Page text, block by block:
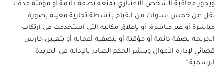
ويجوز معاقبة الشخص الاعتباري بمنعه بصفة دائمة أو مؤقتة مدة لا
تقل عن خمس سنوات من القيام بأنشطة تجارية معينة بصورة
مباشرة أو غير مباشرة؛ أو بإغلاق مكاتبه التي استخدمت في ارتكاب
الجريمة بصفة دائمة أو مؤقتة أو بتصفية أعماله أو بتعيين حارس
قضائي لإدارة الأموال وينشر الحكم الصادر بالإدانة في الجريدة
الرسمية.”